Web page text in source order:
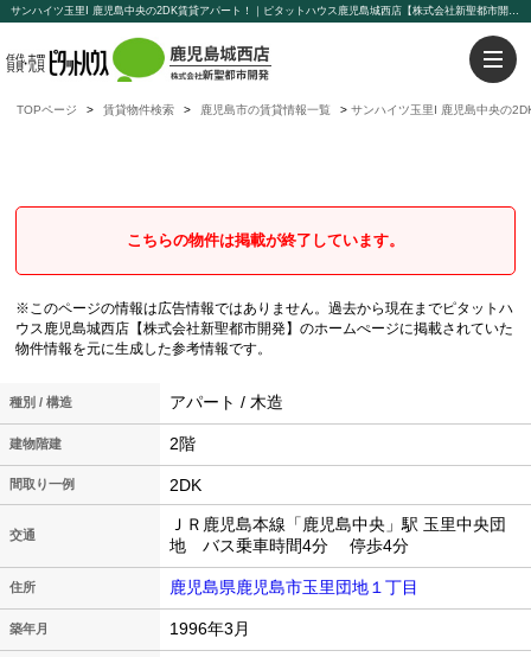
サンハイツ玉里Ⅰ 鹿児島中央の2DK賃貸アパート！｜ピタットハウス鹿児島城西店【株式会社新聖都市開発】
TOPページ 賃貸物件検索 鹿児島市の賃貸情報一覧 サンハイツ玉里Ⅰ 鹿児島中央の
こちらの物件は掲載が終了しています。
※このページの情報は広告情報ではありません。過去から現在までピタットハ
ウス鹿児島城西店【株式会社新聖都市開発】のホームぺージに掲載されていた
物件情報を元に生成した参考情報です。
種別 / 構造 アパート / 木造
建物階建 2階
間取り一例 2DK
交通
ＪＲ鹿児島本線「鹿児島中央」駅 玉里中央団
地 バス乗車時間4分 停歩4分
住所 鹿児島県鹿児島市玉里団地１丁目
築年月 1996年3月